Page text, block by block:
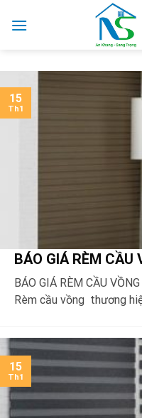
BÁO GIÁ RÈM CẦU
BÁO GIÁ RÈM CẦU
Rèm cầu vồng thương
15
Th1
15
Th1